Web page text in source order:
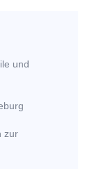
und
zur